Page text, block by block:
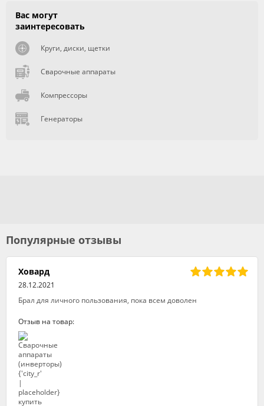
Вас могут
заинтересовать
Круги, диски, щетки
Сварочные аппараты
Компрессоры
Генераторы
Популярные отзывы
Ховард
28.12.2021
Брал для личного пользования, пока всем доволен
Отзыв на товар: